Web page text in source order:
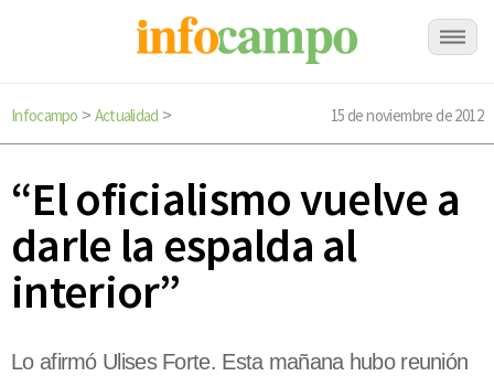
Infocampo > Actualidad > 15 de noviembre de 2012
“El oficialismo vuelve a
darle la espalda al
interior”
Lo afirmó Ulises Forte. Esta mañana hubo reunión